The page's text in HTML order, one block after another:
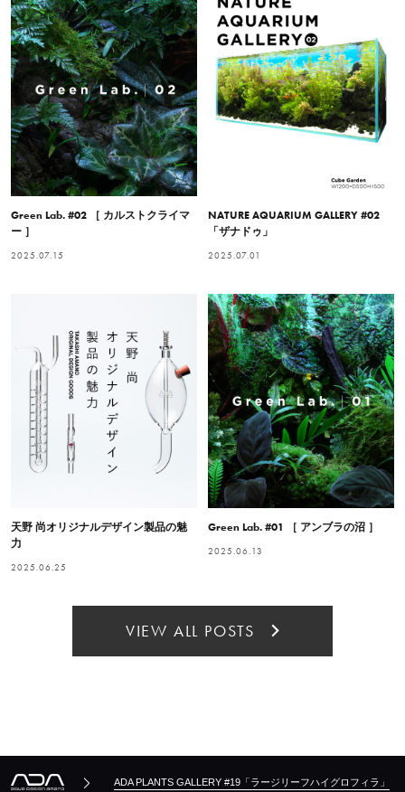
Green Lab. #02 ［ カルストクライマ
ー ］
2025.07.15
NATURE AQUARIUM GALLERY #02
「ザナドゥ」
2025.07.01
天野 尚オリジナルデザイン製品の魅
力
2025.06.25
Green Lab. #01 ［ アンブラの沼 ］
2025.06.13
VIEW ALL POSTS
ADA PLANTS GALLERY #19「ラージリーフハイグロフィラ」